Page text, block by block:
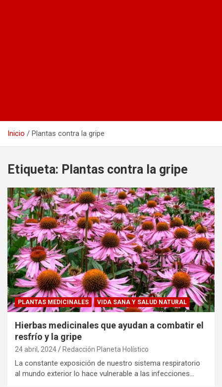
Inicio Plantas contra la gripe
Etiqueta: Plantas contra la gripe
PLANTAS MEDICINALES VIDA SANA Y SALUD NATURAL
Hierbas medicinales que ayudan a combatir el
resfrío y la gripe
24 abril, 2024 Redacción Planeta Holístico
La constante exposición de nuestro sistema respiratorio
al mundo exterior lo hace vulnerable a las infecciones…